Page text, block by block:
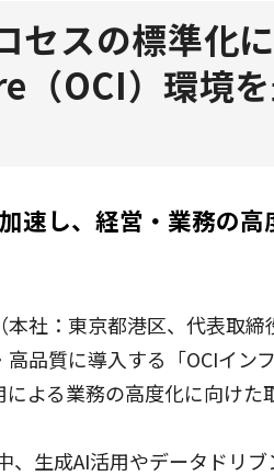
セスの標準化
OCI）環境を
速し、経営・業務の高
社：東京都港区、代表取
品質に導入する「OCIイン
よる業務の高度化に向けた
、生成AI活用やデータドリ